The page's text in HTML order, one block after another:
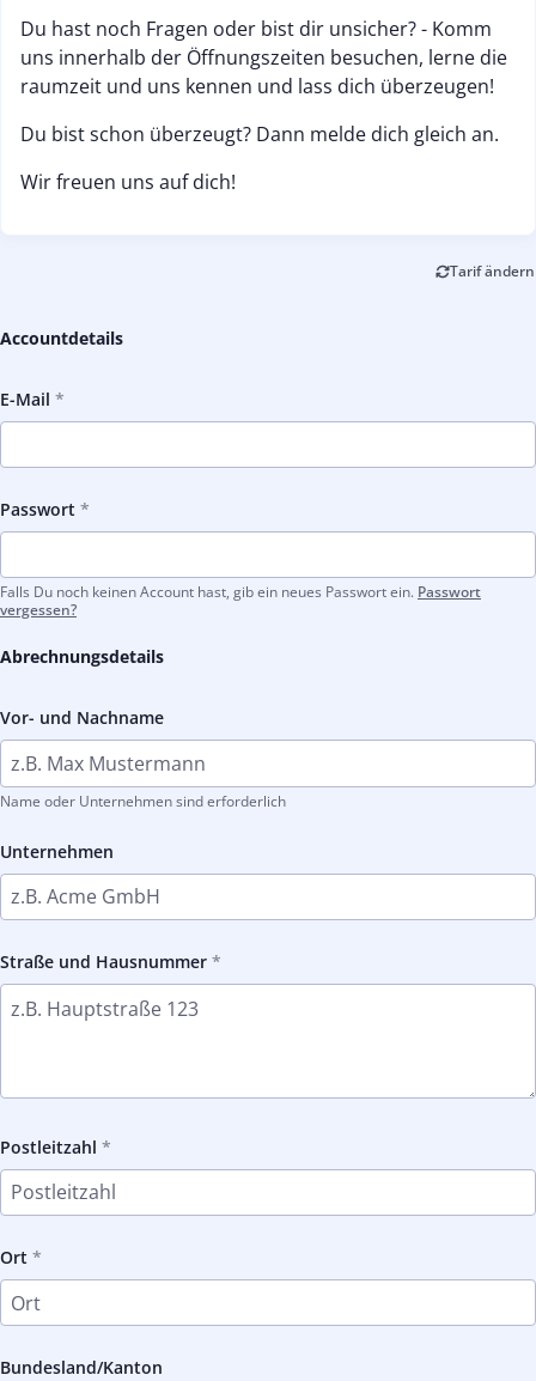
Du hast noch Fragen oder bist dir unsicher? - Komm
uns innerhalb der Öffnungszeiten besuchen, lerne die
raumzeit und uns kennen und lass dich überzeugen!
Du bist schon überzeugt? Dann melde dich gleich an.
Wir freuen uns auf dich!
Tarif ändern
Accountdetails
E-Mail
Passwort
Falls Du noch keinen Account hast, gib ein neues Passwort ein. Passwort
vergessen?
Abrechnungsdetails
Vor- und Nachname
Name oder Unternehmen sind erforderlich
Unternehmen
Straße und Hausnummer
Postleitzahl
Ort
Bundesland/Kanton